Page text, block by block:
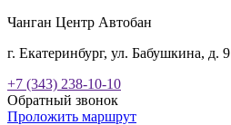
Чанган Центр Автобан
г. Екатеринбург, ул. Бабушкина, д. 9
+7 (343) 238-10-10
Обратный звонок
Проложить маршрут